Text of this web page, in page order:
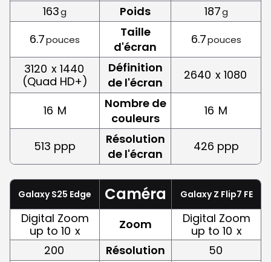
163g Poids 187g
6.7pouces
Taille
d'écran
6.7pouces
3120 x 1440
(Quad HD+)
Définition
de l'écran
2640 x 1080
16 M
Nombre de
couleurs
16 M
513 ppp
Résolution
de l'écran
426 ppp
Galaxy S25 Edge Caméra Galaxy Z Flip7 FE
Digital Zoom
up to 10 x Zoom
Digital Zoom
up to 10 x
200
Résolution
50